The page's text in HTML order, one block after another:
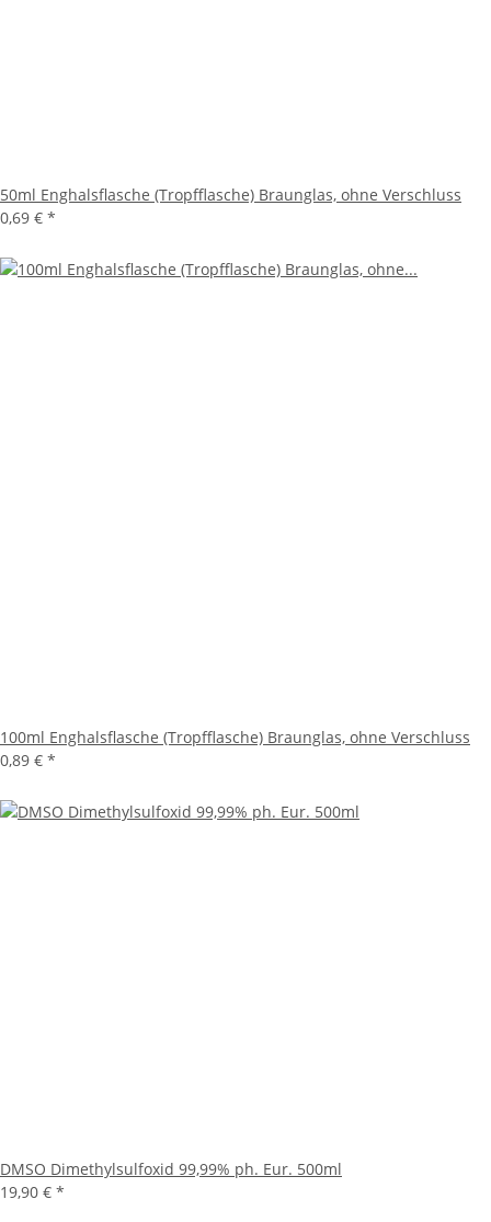
50ml Enghalsflasche (Tropfflasche) Braunglas, ohne Verschluss
0,69 € *
100ml Enghalsflasche (Tropfflasche) Braunglas, ohne Verschluss
0,89 € *
DMSO Dimethylsulfoxid 99,99% ph. Eur. 500ml
19,90 € *